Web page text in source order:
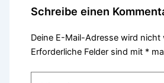
Schreibe einen
Deine E-Mail-Adresse wird
Erforderliche Felder sind mit *